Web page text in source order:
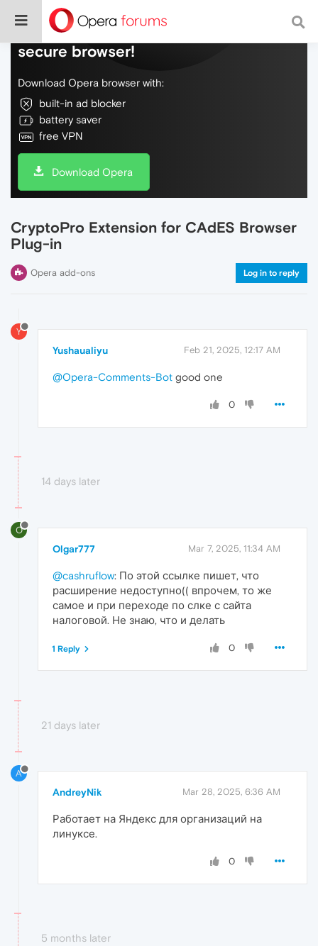
Do more on the web, with a fast and
secure browser!
Download Opera browser with:
built-in ad blocker
battery saver
free VPN
Download Opera
CryptoPro Extension for CAdES Browser
Plug-in
Opera add-ons Log in to reply
Y
Yushaualiyu Feb 21, 2025, 12:17 AM
@Opera-Comments-Bot good one
0
14 days later
O
Olgar777 Mar 7, 2025, 11:34 AM
@cashruflow: По этой ссылке пишет, что
расширение недоступно(( впрочем, то же
самое и при переходе по слке с сайта
налоговой. Не знаю, что и делать
0
1 Reply
21 days later
A
AndreyNik Mar 28, 2025, 6:36 AM
Работает на Яндекс для организаций на
линуксе.
0
5 months later